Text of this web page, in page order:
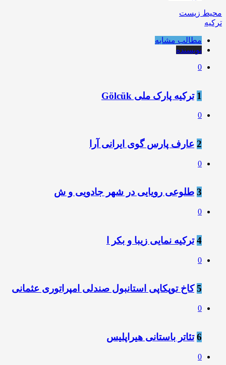
محیط زیست
ترکیه
مطالب مشابه
نویسنده
0
1 ترکیه پارک ملی Gölcük
0
2 عارف پارس گوی ایرانی آرا
0
3 طلوعی رویایی در شهر جادویی و ش
0
4 ترکیه نمایی زیبا و بکر ا
0
5 کاخ توپکاپی استانبول صندلی امپراتوری عثمانی
0
6 تئاتر باستانی هیراپلیس
0